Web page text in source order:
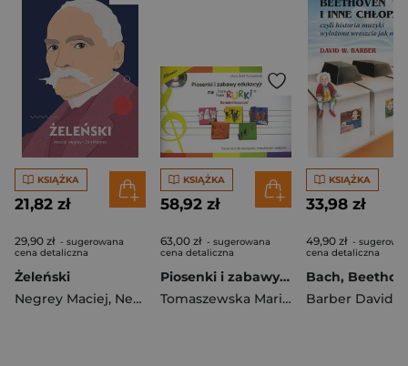
KSIĄŻKA
21,82 zł
29,90 zł - sugerowana
cena detaliczna
Żeleński
Negrey Maciej, Negrey Jan
KSIĄŻKA
58,92 zł
63,00 zł - sugerowana
cena detaliczna
Piosenki i zabawy edukacyjne na Bum Bum Rurki
Tomaszewska Maria Zofia
,Miler
KSIĄŻKA
33,98 zł
49,90 zł -
cena detaliczna
Barber David